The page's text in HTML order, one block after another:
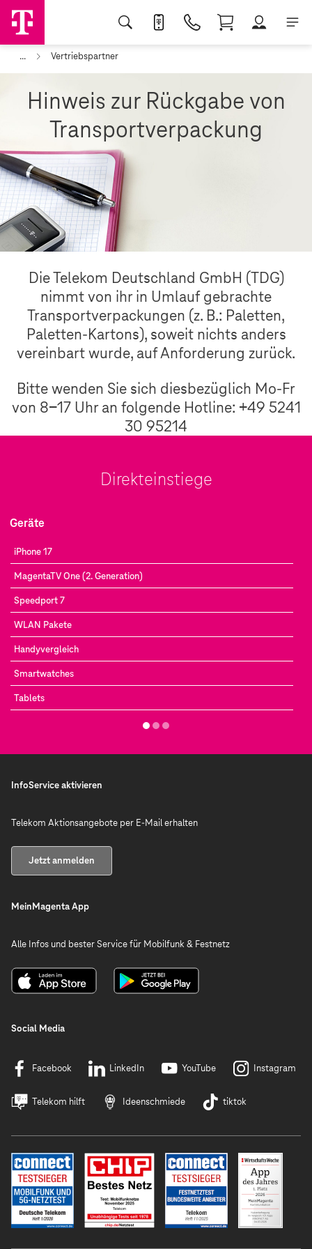
... Vertriebspartner
Hinweis zur Rückgabe von
Transportverpackung
Die Telekom Deutschland GmbH (TDG)
nimmt von ihr in Umlauf gebrachte
Transportverpackungen (z. B.: Paletten,
Paletten-Kartons), soweit nichts anders
vereinbart wurde, auf Anforderung zurück.
Bitte wenden Sie sich diesbezüglich Mo-Fr
von 8-17 Uhr an folgende Hotline: +49 5241
30 95214
Direkteinstiege
Geräte
iPhone 17
MagentaTV One (2. Generation)
Speedport 7
WLAN Pakete
Handyvergleich
Smartwatches
Tablets
InfoService aktivieren
Telekom Aktionsangebote per E-Mail erhalten
Jetzt anmelden
MeinMagenta App
Alle Infos und bester Service für Mobilfunk & Festnetz
Social Media
Facebook LinkedIn YouTube Instagram
Telekom hilft Ideenschmiede tiktok